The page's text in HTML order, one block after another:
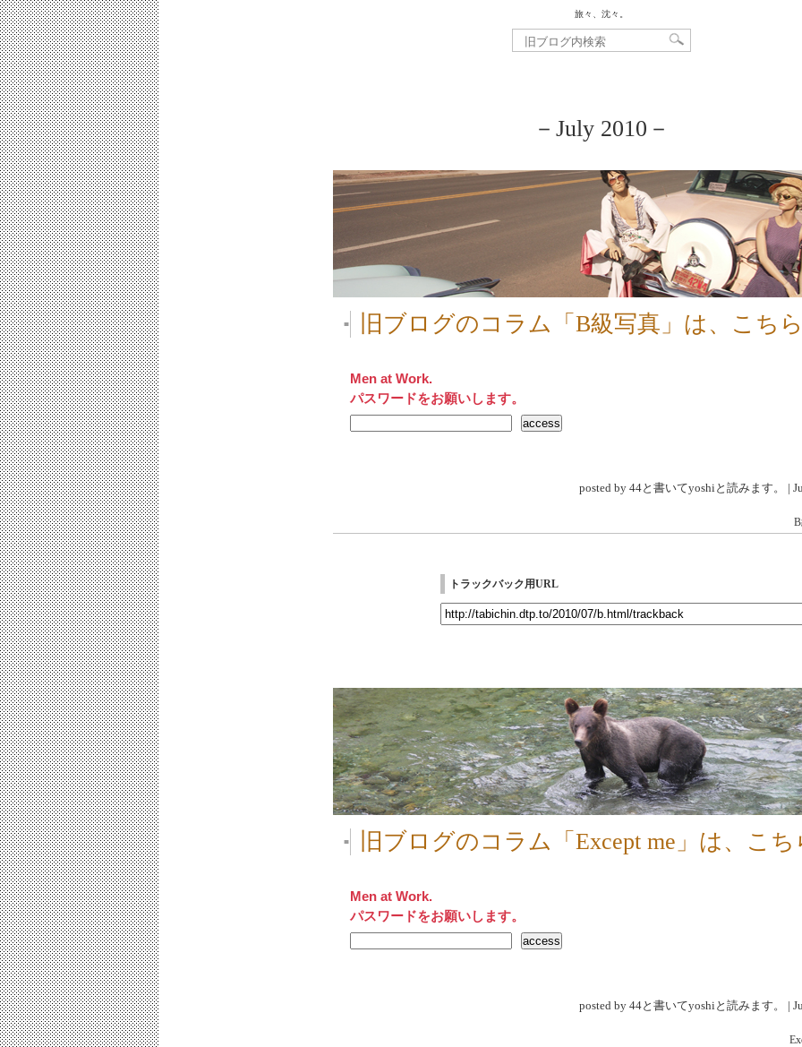
旅々、沈々。
－July 2010－
■ 旧ブログのコラム「B級写真」は、こち
Men at Work.
パスワードをお願いします。
posted by 44と書いてyoshiと読みます。 |
トラックバック用URL
■ 旧ブログのコラム「Except me」は、こち
Men at Work.
パスワードをお願いします。
posted by 44と書いてyoshiと読みます。 |